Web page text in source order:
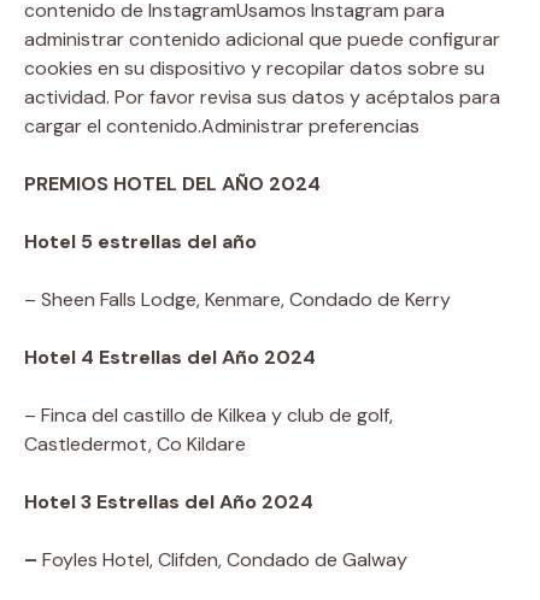
contenido de InstagramUsamos Instagram para
administrar contenido adicional que puede configurar
cookies en su dispositivo y recopilar datos sobre su
actividad. Por favor revisa sus datos y acéptalos para
cargar el contenido.Administrar preferencias
PREMIOS HOTEL DEL AÑO 2024
Hotel 5 estrellas del año
– Sheen Falls Lodge, Kenmare, Condado de Kerry
Hotel 4 Estrellas del Año 2024
– Finca del castillo de Kilkea y club de golf,
Castledermot, Co Kildare
Hotel 3 Estrellas del Año 2024
– Foyles Hotel, Clifden, Condado de Galway